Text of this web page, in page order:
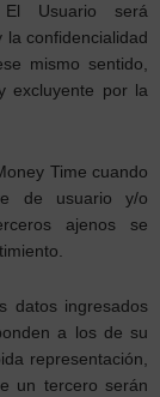
Usuario será
confidencialidad
mismo sentido,
excluyente por la
Time cuando
de usuario y/o
ajenos se
datos ingresados
a los de su
representación,
un tercero serán